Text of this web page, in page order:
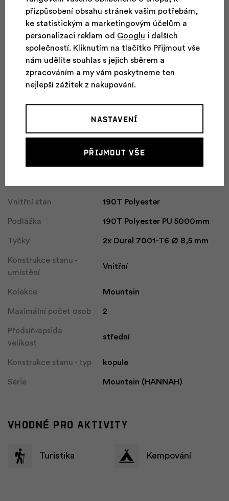
Počet vchodů
Hmotnost stanu 2.8 kg
Hmotnost stanu bez
2.6 kg
Rozměr složeného
stanu
Rozměr vnějšího stanu 230 x 240 x 110 cm
Vnitřní stan 190T Polyester
Podlážka 190T Polyester PU 5000mm
Tyčky 2x Dural 7001-T6 Ø 8,5 mm
Konstrukce stanu -
umístění
Vnitřní
Kolekce Mountain
Maximální počet osob 2
Předsíň/apsida
velikost
střední
Konstrukce stanu - typ kopule
Série Mountain (HANNAH)
Vhodné pro aktivity
Turistika Kempování
přizpůsobení obsahu stránek vašim potřebám,
ke statistickým a marketingovým účelům a
personalizaci reklam od Googlu i dalších
společností. Kliknutím na tlačítko Přijmout vše
nám udělíte souhlas s jejich sběrem a
zpracováním a my vám poskytneme ten
nejlepší zážitek z nakupování.
Nastavení
Přijmout vše